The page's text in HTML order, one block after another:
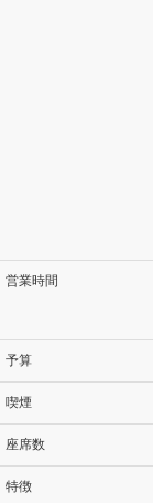
営業時間
予算
喫煙
座席数
特徴